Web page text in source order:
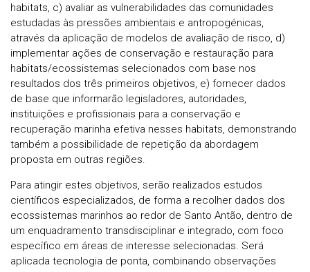
habitats, c) avaliar as vulnerabilidades das comunidades
estudadas às pressões ambientais e antropogénicas,
através da aplicação de modelos de avaliação de risco, d)
implementar ações de conservação e restauração para
habitats/ecossistemas selecionados com base nos
resultados dos três primeiros objetivos, e) fornecer dados
de base que informarão legisladores, autoridades,
instituições e profissionais para a conservação e
recuperação marinha efetiva nesses habitats, demonstrando
também a possibilidade de repetição da abordagem
proposta em outras regiões.
Para atingir estes objetivos, serão realizados estudos
científicos especializados, de forma a recolher dados dos
ecossistemas marinhos ao redor de Santo Antão, dentro de
um enquadramento transdisciplinar e integrado, com foco
específico em áreas de interesse selecionadas. Será
aplicada tecnologia de ponta, combinando observações